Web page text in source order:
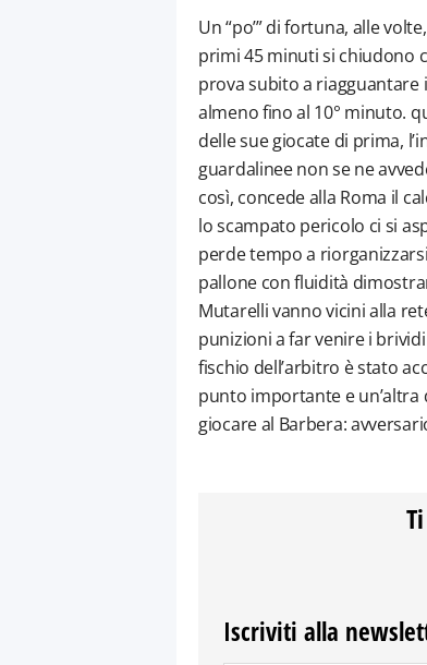
Un “po’” di fortuna, alle
primi 45 minuti si chiudono
prova subito a riagguantare
almeno fino al 10° minuto.
delle sue giocate di prima,
guardalinee non se ne
così, concede alla Roma il
lo scampato pericolo ci si
perde tempo a
pallone con fluidità
Mutarelli vanno vicini alla
punizioni a far venire i
fischio dell’arbitro è stato
punto importante e
giocare al Barbera:
Iscriviti alla